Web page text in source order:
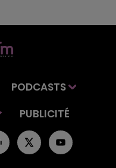
PODCASTS
PUBLICITÉ